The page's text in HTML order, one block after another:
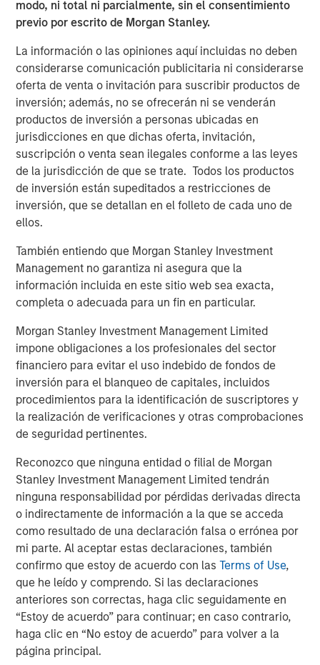
modo, ni total ni parcialmente, sin el consentimiento
previo por escrito de Morgan Stanley.
La información o las opiniones aquí incluidas no deben
considerarse comunicación publicitaria ni considerarse
oferta de venta o invitación para suscribir productos de
inversión; además, no se ofrecerán ni se venderán
productos de inversión a personas ubicadas en
jurisdicciones en que dichas oferta, invitación,
suscripción o venta sean ilegales conforme a las leyes
de la jurisdicción de que se trate. Todos los productos
de inversión están supeditados a restricciones de
inversión, que se detallan en el folleto de cada uno de
ellos.
También entiendo que Morgan Stanley Investment
Management no garantiza ni asegura que la
información incluida en este sitio web sea exacta,
completa o adecuada para un fin en particular.
Morgan Stanley Investment Management Limited
impone obligaciones a los profesionales del sector
financiero para evitar el uso indebido de fondos de
inversión para el blanqueo de capitales, incluidos
procedimientos para la identificación de suscriptores y
la realización de verificaciones y otras comprobaciones
de seguridad pertinentes.
Reconozco que ninguna entidad o filial de Morgan
Stanley Investment Management Limited tendrán
ninguna responsabilidad por pérdidas derivadas directa
o indirectamente de información a la que se acceda
como resultado de una declaración falsa o errónea por
mi parte. Al aceptar estas declaraciones, también
confirmo que estoy de acuerdo con lasTerms of Use,
que he leído y comprendo. Si las declaraciones
anteriores son correctas, haga clic seguidamente en
“Estoy de acuerdo” para continuar; en caso contrario,
haga clic en “No estoy de acuerdo” para volver a la
página principal.
concerns.”
The Strategic Income Fund seeks to provide an attractive
rate of total return, measured in U.S. dollars, through
investments in a range of fixed income securities,
including securitized instruments, corporate and
government bonds located anywhere in the world,
including emerging markets and frontier markets, and in
currencies.
“Active management and flexibility are critical to our
investment philosophy and together provide the
opportunity to study broader trends playing out across
markets and build a diversified portfolio that adapts as
as co-head of MSIM’s Mortgage and Securitized
investment team. “Strategic Income Fund aims to add
risk-adjusted value by seeking to offer investors lower
volatility and targeted exposure to opportunities
sectors, which are often underrepresented in traditional,
core fixed income portfolios.”
About Morgan Stanley Investment Management
Morgan Stanley Investment Management, together with
its investment advisory affiliates, has more than 1,300
investment professionals around the world and $1.9
trillion in assets under management or supervision as of
March 31, 2026. Morgan Stanley Investment Management
strives to provide outstanding long-term investment
performance, service, and a comprehensive suite of
investment management solutions to a diverse client
base, which includes governments, institutions,
corporations and individuals worldwide. For further
information about Morgan Stanley Investment
Management, please visit
www.morganstanley.com/im .
About Morgan Stanley